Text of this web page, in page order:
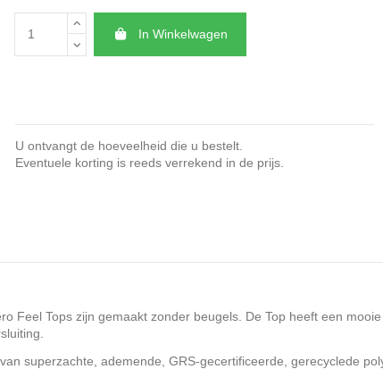
In Winkelwagen
U ontvangt de hoeveelheid die u bestelt.
Eventuele korting is reeds verrekend in de prijs.
Feel Tops zijn gemaakt zonder beugels. De Top heeft een
superzachte, ademende, GRS-gecertificeerde, gerecyclede